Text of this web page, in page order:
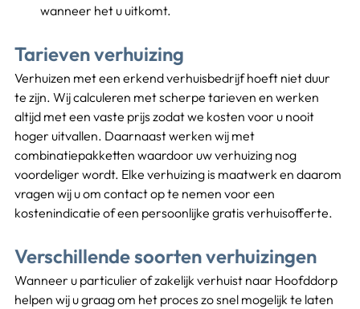
wanneer het u uitkomt.
Tarieven verhuizing
Verhuizen met een erkend verhuisbedrijf hoeft niet duur
te zijn. Wij calculeren met scherpe tarieven en werken
altijd met een vaste prijs zodat we kosten voor u nooit
hoger uitvallen. Daarnaast werken wij met
combinatiepakketten waardoor uw verhuizing nog
voordeliger wordt. Elke verhuizing is maatwerk en daarom
vragen wij u om contact op te nemen voor een
kostenindicatie of een persoonlijke gratis verhuisofferte.
Verschillende soorten verhuizingen
Wanneer u particulier of zakelijk verhuist naar Hoofddorp
helpen wij u graag om het proces zo snel mogelijk te laten